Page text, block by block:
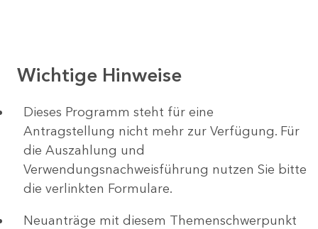
Wichtige Hinweise
Dieses Programm steht für eine
Antragstellung nicht mehr zur Verfügung. Für
die Auszahlung und
Verwendungsnachweisführung nutzen Sie bitte
die verlinkten Formulare.
Neuanträge mit diesem Themenschwerpunkt